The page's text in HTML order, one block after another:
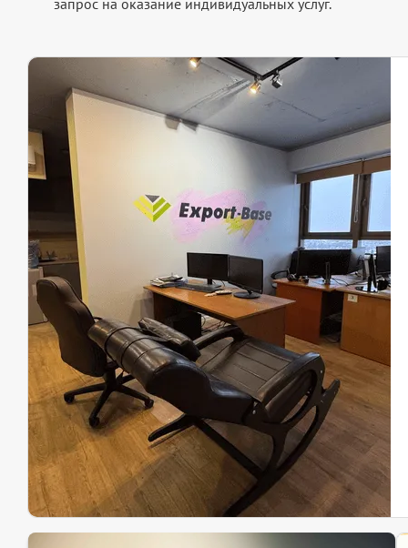
запрос на оказание индивидуальных услуг.